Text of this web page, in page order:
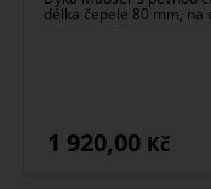
délka čepele 80 mm, na
1 920,00 Kč